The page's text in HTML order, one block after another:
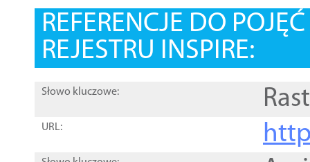
REFERENCJE DO
REJESTRU INSPIRE:
Słowo kluczowe:
URL: